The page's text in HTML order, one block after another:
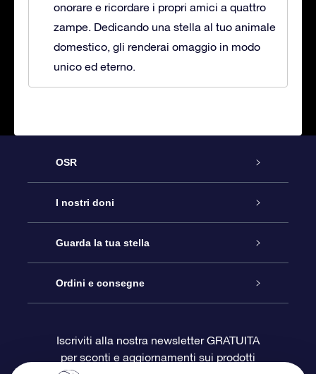
onorare e ricordare i propri amici a quattro
zampe. Dedicando una stella al tuo animale
domestico, gli renderai omaggio in modo
unico ed eterno.
OSR
Assistenza
Contattaci
Blog
OSR Recensioni
I nostri doni
Online Star Gift
Pacchetto regalo OSR
Gift Card OSR
Guarda la tua stella
Registro stellare
Star Page personalizzata
Ordini e consegne
Informazioni di Pagamento
Iscriviti alla nostra newsletter GRATUITA
per sconti e aggiornamenti sui prodotti